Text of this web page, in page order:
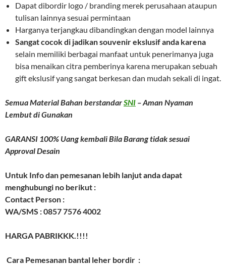
Dapat dibordir logo / branding merek perusahaan ataupun
tulisan lainnya sesuai permintaan
Harganya terjangkau dibandingkan dengan model lainnya
Sangat cocok di jadikan souvenir ekslusif anda karena
selain memiliki berbagai manfaat untuk penerimanya juga
bisa menaikan citra pemberinya karena merupakan sebuah
gift ekslusif yang sangat berkesan dan mudah sekali di ingat.
Semua Material Bahan berstandarSNI – Aman Nyaman
Lembut di Gunakan
GARANSI 100% Uang kembali Bila Barang tidak sesuai
Approval Desain
Untuk Info dan pemesanan lebih lanjut anda dapat
menghubungi no berikut :
Contact Person :
WA/SMS : 0857 7576 4002
HARGA PABRIKKK.!!!!
Cara Pemesanan bantal leher bordir :